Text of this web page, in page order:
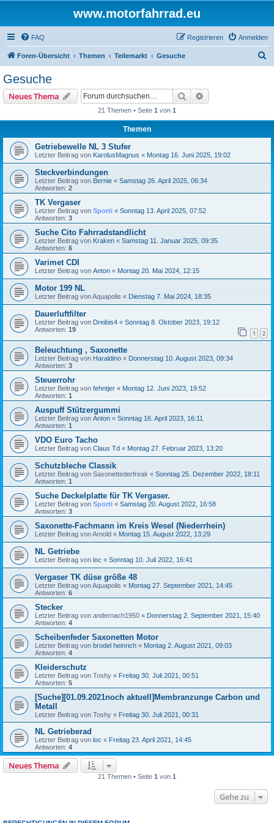
www.motorfahrrad.eu
FAQ Anmelden
Registrieren
Foren-Übersicht Themen Teilemarkt Gesuche
Gesuche
Neues Thema Suche
21 Themen • Seite 1 von 1
Themen
Getriebewelle NL 3 Stufer
Letzter Beitrag von KarolusMagnus « Montag 16. Juni 2025, 19:02
Steckverbindungen
Letzter Beitrag von Bernie « Samstag 26. April 2025, 06:34
Antworten: 2
TK Vergaser
Letzter Beitrag von Sporti « Sonntag 13. April 2025, 07:52
Antworten: 3
Suche Cito Fahrradstandlicht
Letzter Beitrag von Kraken « Samstag 11. Januar 2025, 09:35
Antworten: 6
Varimet CDI
Letzter Beitrag von Anton « Montag 20. Mai 2024, 12:15
Motor 199 NL
Letzter Beitrag vonAquapolis « Dienstag 7. Mai 2024, 18:35
Dauerluftfilter
Letzter Beitrag von Dreibis4 « Sonntag 8. Oktober 2023, 19:12
Antworten: 19 1 2
Beleuchtung , Saxonette
Letzter Beitrag von Haraldino « Donnerstag 10. August 2023, 09:34
Antworten: 3
Steuerrohr
Letzter Beitrag von fehntjer « Montag 12. Juni 2023, 19:52
Antworten: 1
Auspuff Stützergummi
Letzter Beitrag von Anton « Sonntag 16. April 2023, 16:11
Antworten: 1
VDO Euro Tacho
Letzter Beitrag von Claus Td « Montag 27. Februar 2023, 13:20
Schutzbleche Classik
Letzter Beitrag von Saxonettederfreak « Sonntag 25. Dezember 2022, 18:11
Antworten: 1
Suche Deckelplatte für TK Vergaser.
Letzter Beitrag von Sporti « Samstag 20. August 2022, 16:58
Antworten: 3
Saxonette-Fachmann im Kreis Wesel (Niederrhein)
Letzter Beitrag vonArnold « Montag 15. August 2022, 13:29
NL Getriebe
Letzter Beitrag von loc « Sonntag 10. Juli 2022, 16:41
Vergaser TK düse größe 48
Letzter Beitrag vonAquapolis « Montag 27. September 2021, 14:45
Antworten: 6
Stecker
Letzter Beitrag von andernach1950 « Donnerstag 2. September 2021, 15:40
Antworten: 4
Scheibenfeder Saxonetten Motor
Letzter Beitrag von brodel heinrich « Montag 2. August 2021, 09:03
Antworten: 4
Kleiderschutz
Letzter Beitrag von Toshy « Freitag 30. Juli 2021, 00:51
Antworten: 5
[Suche][01.09.2021noch aktuell]Membranzunge Carbon und
Metall
Letzter Beitrag von Toshy « Freitag 30. Juli 2021, 00:31
NL Getrieberad
Letzter Beitrag von loc « Freitag 23. April 2021, 14:45
Antworten: 4
Neues Thema
21 Themen • Seite 1 von 1
Gehe zu